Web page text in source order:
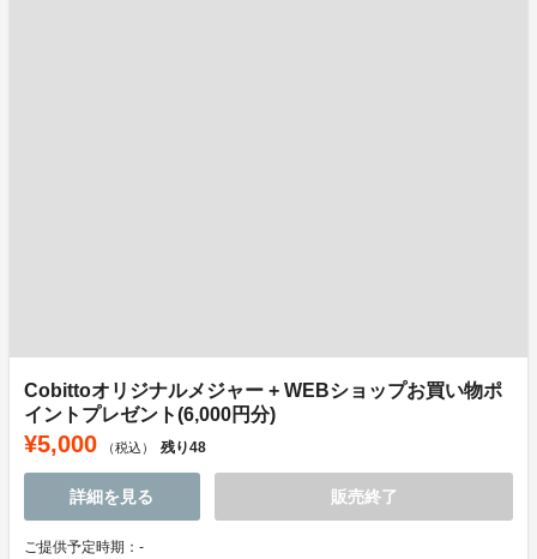
Cobittoオリジナルメジャー + WEBショップお買い物ポ
イントプレゼント(6,000円分)
¥5,000 （税込） 残り48
詳細を見る 販売終了
ご提供予定時期：-